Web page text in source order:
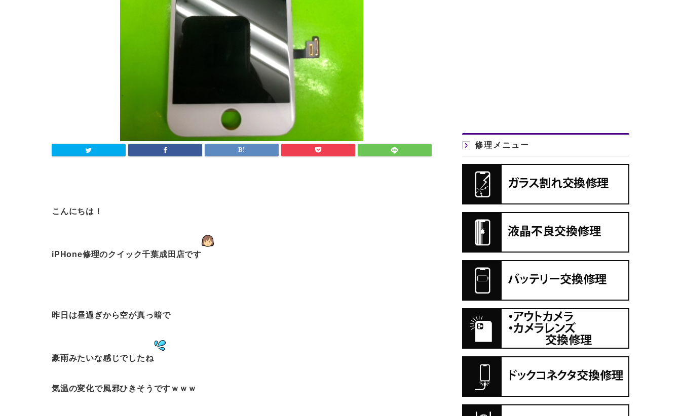
こんにちは！
iPHone修理のクイック千葉成田店です
昨日は昼過ぎから空が真っ暗で
豪雨みたいな感じでしたね
気温の変化で風邪ひきそうですｗｗｗ
修理メニュー